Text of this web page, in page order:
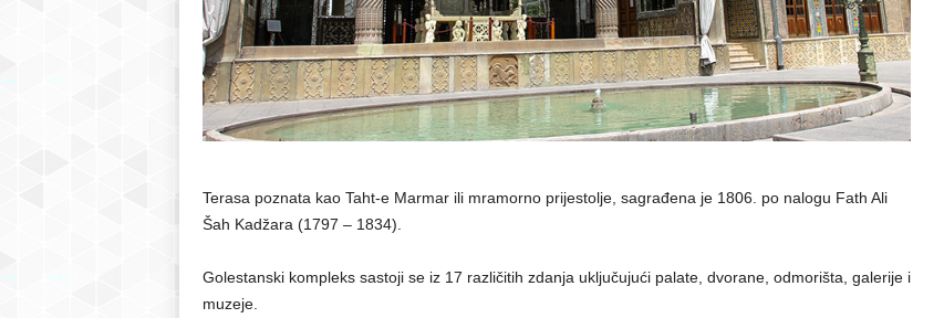
Terasa poznata kao Taht-e Marmar ili mramorno prijestolje, sagrađena je 1806. po nalogu Fath Ali
Šah Kadžara (1797 – 1834).
Golestanski kompleks sastoji se iz 17 različitih zdanja uključujući palate, dvorane, odmorišta, galerije i
muzeje.